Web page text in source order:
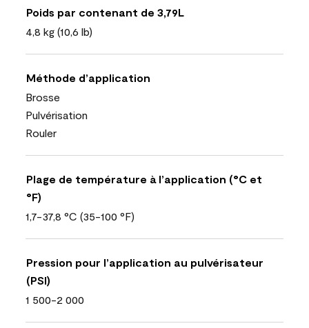
Poids par contenant de 3,79L
4,8 kg (10,6 lb)
Méthode d’application
Brosse
Pulvérisation
Rouler
Plage de température à l’application (°C et
°F)
1,7-37,8 °C (35-100 °F)
Pression pour l’application au pulvérisateur
(PSI)
1 500-2 000